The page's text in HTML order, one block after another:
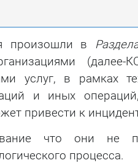
произошли в
(далее-
услуг, в рамках
и иных
привести к
что они не
процесса.